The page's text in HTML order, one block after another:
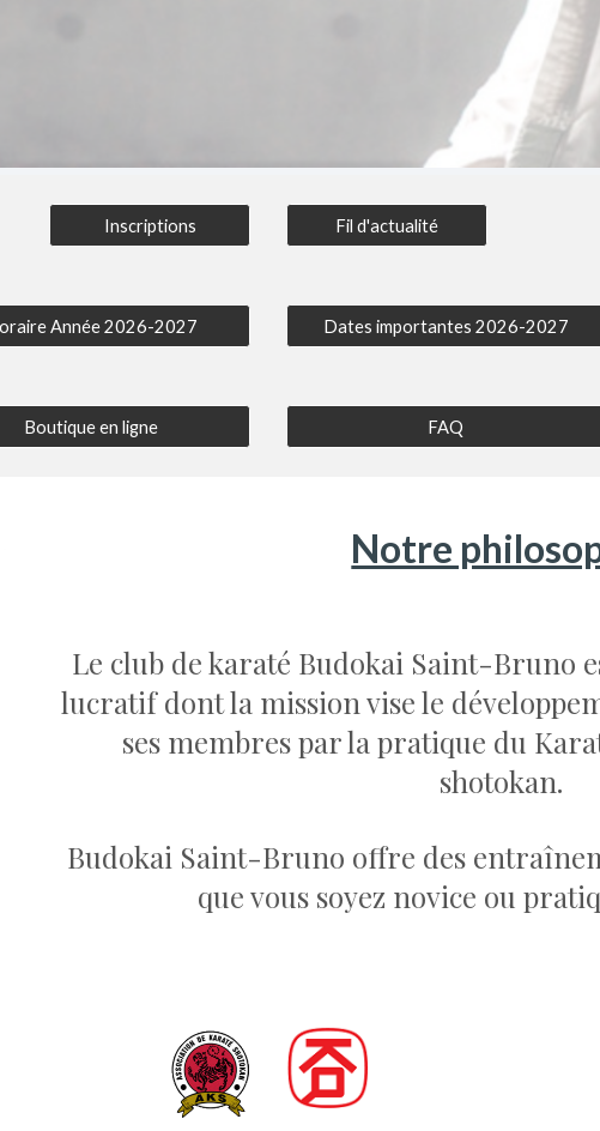
Inscriptions Fil d'actualité
Année 2026-2027 Dates importantes 2026-2027
Boutique en ligne FAQ
Notre
Le club de karaté Budokai Saint-Bruno
lucratif dont la mission vise le
ses membres par la pratique du
shotokan.
Budokai Saint-Bruno offre des
que vous soyez novice ou